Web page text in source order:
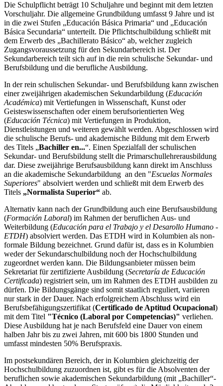
Die Schulpflicht beträgt 10 Schuljahre und beginnt mit dem letzten
Vorschuljahr. Die allgemeine Grundbildung umfasst 9 Jahre und ist
in die zwei Stufen „Educación Básica Primaria“ und „Educación
Básica Secundaria“ unterteilt. Die Pflichtschulbildung schließt mit
dem Erwerb des „Bachillerato Básico“ ab, welcher zugleich
Zugangsvoraussetzung für den Sekundarbereich ist. Der
Sekundarbereich teilt sich auf in die rein schulische Sekundar- und
Berufsbildung und die berufliche Ausbildung.
In der rein schulischen Sekundar- und Berufsbildung kann zwischen
einer zweijährigen akademischen Sekundarbildung (Educación
Académica) mit Vertiefungen in Wissenschaft, Kunst oder
Geisteswissenschaften oder einem berufsorientierten Weg
(Educación Técnica) mit Vertiefungen in Produktion,
Dienstleistungen und weiteren gewählt werden. Abgeschlossen wird
die schulische Berufs- und akademische Bildung mit dem Erwerb
des Titels „Bachiller en...“. Einen Spezialfall der schulischen
Sekundar- und Berufsbildung stellt die Primarschullehrerausbildung
dar. Diese zweijährige Berufsausbildung kann direkt im Anschluss
an die akademische Sekundarbildung an den "Escuelas Normales
Superiores" absolviert werden und schließt mit dem Erwerb des
Titels „Normalista Superior“ ab.
Alternativ kann nach der Grundbildung auch eine Berufsausbildung
(Formación Laboral) im Rahmen der beruflichen Aus- und
Weiterbildung (Educación para el Trabajo y el Desarollo Humano -
ETDH) absolviert werden. Das ETDH wird in Kolumbien als non-
formale Bildung bezeichnet. Grund dafür ist, dass es in Kolumbien
weder der Sekundarschulbildung noch der Hochschulbildung
zugeordnet werden kann. Die Bildungsanbieter müssen beim
Sekretariat für zertifizierte Ausbildung (Secretaría de Educación
Certificada) registriert sein, um im Rahmen des ETDH ausbilden zu
dürfen. Die Bildungsgänge sind somit staatlich reguliert, variieren
nur stark in der Dauer. Nach erfolgreichem Abschluss wird ein
Berufsbefähigungszertifikat (Certificado de Aptitud Ocupacional)
mit dem Titel "Técnico (Laboral por Competencias)" verliehen.
Diese Ausbildung hat je nach Berufsfeld eine Dauer von einem
halben Jahr bis zu zwei Jahren, mit 600 bis 1800 Stunden und
umfasst mindesten 50% Berufspraxis.
Im postsekundären Bereich, der in Kolumbien gleichzeitig der
Hochschulbildung zuzuordnen ist, gibt es für die Absolventen der
beruflichen sowie akademischen Sekundarbildung (mit „Bachiller“-